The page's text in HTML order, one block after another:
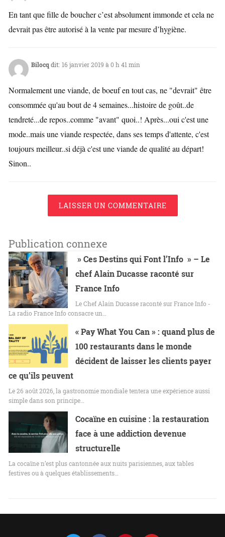
En tant que fille de boucher c’est absolument immonde et cela ne
devrait pas être autorisé à la vente par mesure d’hygiène.
Bilocq dit: 16 janvier 2019 à 0 h 41 min
Normalement une viande, de boeuf en tout cas, ne "devrait" être
consommée qu'au bout de 4 semaines...histoire de goût..de
tendreté...de repos..comme "avant" quoi..! Après...oui c'est une
mode..mais une viande respectée, dans ses temps d'attente, c'est
toujours meilleur..si déjà c'est une viande de qualité au départ!
Sinon..
LAISSER UN COMMENTAIRE
Publication connexe
» Ces Destins qui Font l’Info » – Le
chef Alain Ducasse raconté sur
France Info
Le Chef Alain Ducasse raconté sur France Info -
La radio France Info consacre un…
« Pay What You Can » : quand plus de
100 restaurants dans le monde
décident de laisser les clients payer
ce qu’ils peuvent
Le 26 août 2026, la gastronomie mondiale tentera une expérience aussi
simple dans son principe…
Cocaïne en cuisine : la restauration
face à une addiction devenue
structurelle
La cocaïne n’est plus cantonnée aux nuits parisiennes, aux tables
festives ou à quelques établissements…